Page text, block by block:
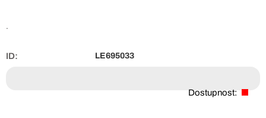
.
ID: LE695033
Dostupnost: